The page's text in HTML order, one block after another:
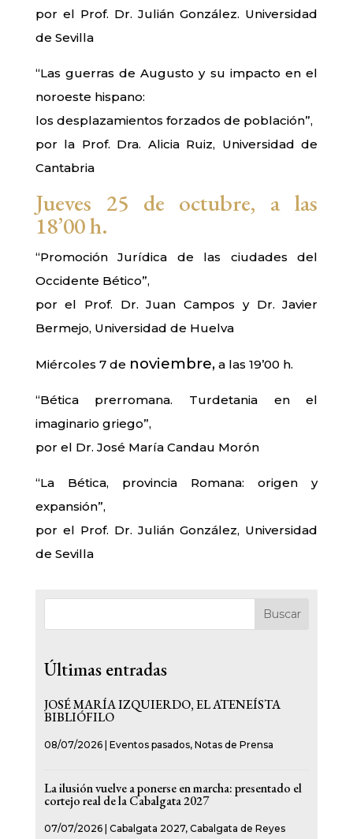
por el Prof. Dr. Julián González. Universidad
de Sevilla
“Las guerras de Augusto y su impacto en el
noroeste hispano:
los desplazamientos forzados de población”,
por la Prof. Dra. Alicia Ruiz, Universidad de
Cantabria
Jueves 25 de octubre, a las
18’00 h.
“Promoción Jurídica de las ciudades del
Occidente Bético”,
por el Prof. Dr. Juan Campos y Dr. Javier
Bermejo, Universidad de Huelva
Miércoles 7 de noviembre,a las 19’00 h.
“Bética prerromana. Turdetania en el
imaginario griego”,
por el Dr. José María Candau Morón
“La Bética, provincia Romana: origen y
expansión”,
por el Prof. Dr. Julián González, Universidad
de Sevilla
Buscar
Últimas entradas
JOSÉ MARÍA IZQUIERDO, EL ATENEÍSTA
BIBLIÓFILO
08/07/2026| Eventos pasados, Notas de Prensa
La ilusión vuelve a ponerse en marcha: presentado el
cortejo real de la Cabalgata 2027
07/07/2026| Cabalgata 2027, Cabalgata de Reyes